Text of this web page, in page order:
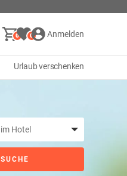
0 0 Anmelden
Urlaub verschenken
SUCHE